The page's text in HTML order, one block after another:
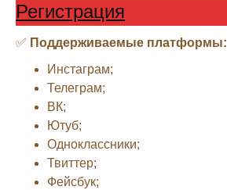
Регистрация
✅ Поддерживаемые платформы:
Инстаграм;
Телеграм;
ВК;
Ютуб;
Одноклассники;
Твиттер;
Фейсбук;